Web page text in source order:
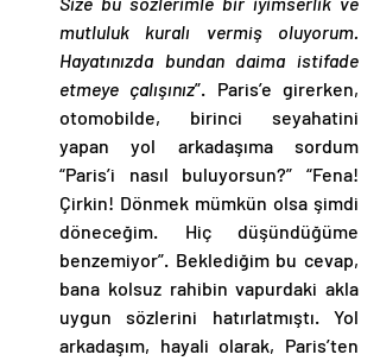
mutluluk kuralı vermiş oluyorum.
Hayatınızda bundan daima istifade
etmeye çalışınız”. Paris’e girerken,
otomobilde, birinci seyahatini
yapan yol arkadaşıma sordum
“Paris’i nasıl buluyorsun?” “Fena!
Çirkin! Dönmek mümkün olsa şimdi
döneceğim. Hiç düşündüğüme
benzemiyor”. Beklediğim bu cevap,
bana kolsuz rahibin vapurdaki akla
uygun sözlerini hatırlatmıştı. Yol
arkadaşım, hayali olarak, Paris’ten